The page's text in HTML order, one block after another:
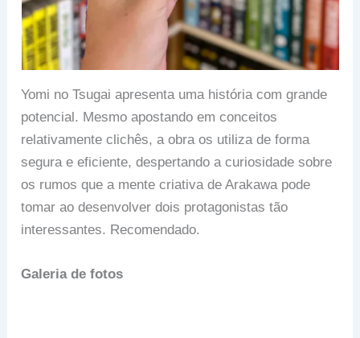
Yomi no Tsugai apresenta uma história com grande
potencial. Mesmo apostando em conceitos
relativamente clichês, a obra os utiliza de forma
segura e eficiente, despertando a curiosidade sobre
os rumos que a mente criativa de Arakawa pode
tomar ao desenvolver dois protagonistas tão
interessantes. Recomendado.
Galeria de fotos